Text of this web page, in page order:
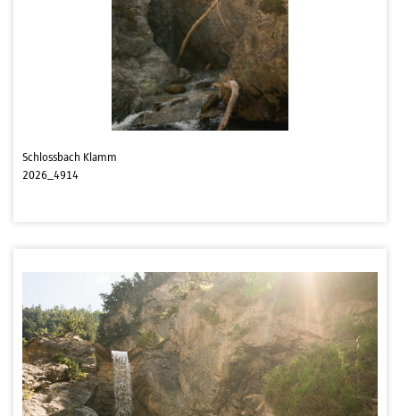
Schlossbach Klamm
2026_4914